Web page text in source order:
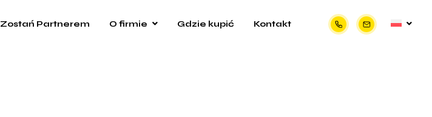
Zostań Partnerem O firmie Gdzie kupić Kontakt